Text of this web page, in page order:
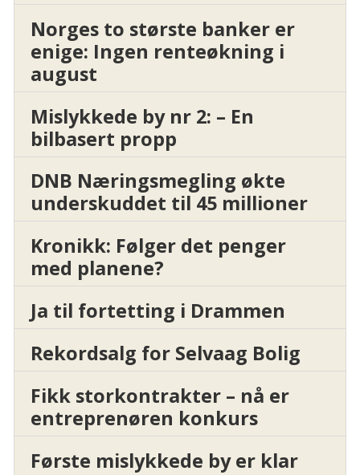
Norges to største banker er
enige: Ingen renteøkning i
august
Mislykkede by nr 2: – En
bilbasert propp
DNB Næringsmegling økte
underskuddet til 45 millioner
Kronikk: Følger det penger
med planene?
Ja til fortetting i Drammen
Rekordsalg for Selvaag Bolig
Fikk storkontrakter – nå er
entreprenøren konkurs
Første mislykkede by er klar